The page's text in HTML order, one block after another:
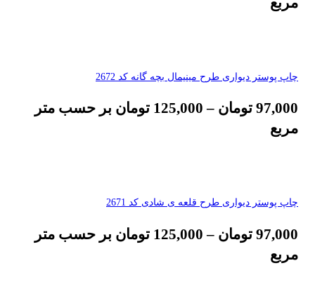
چاپ پوستر دیواری طرح مینیمال بچه گانه کد 2672
97,000 تومان –
125,000 تومان بر حسب متر
مربع
چاپ پوستر دیواری طرح قلعه ی شادی کد 2671
97,000 تومان –
125,000 تومان بر حسب متر
مربع